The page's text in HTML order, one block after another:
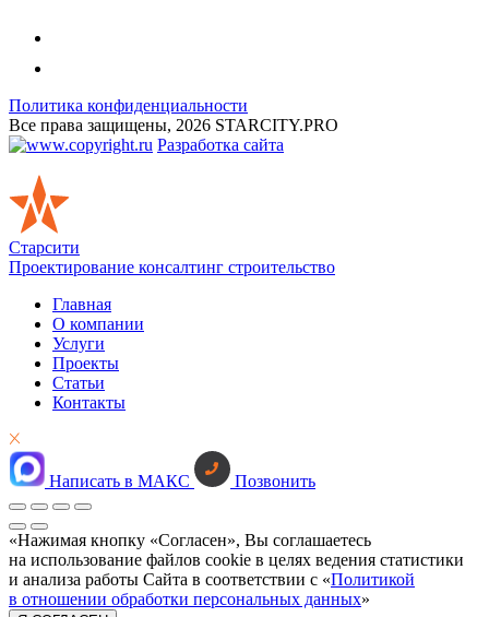
Политика конфиденциальности
Все права защищены, 2026 STARCITY.PRO
Разработка сайта
Старсити
Проектирование консалтинг строительство
Главная
О компании
Услуги
Проекты
Статьи
Контакты
Написать в МАКС Позвонить
«Нажимая кнопку «Согласен», Вы соглашаетесь
на использование файлов cookie в целях ведения статистики
и анализа работы Сайта в соответствии с «Политикой
в отношении обработки персональных данных»